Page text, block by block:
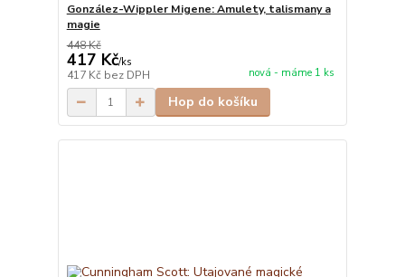
González-Wippler Migene: Amulety, talismany a
magie
448 Kč
417 Kč/ks
417 Kč bez DPH nová - máme 1 ks
Hop do košíku